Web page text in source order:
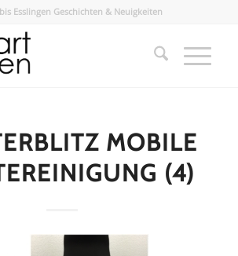
Esslingen Geschichten & Neuigkeiten
MOBILE
(4)